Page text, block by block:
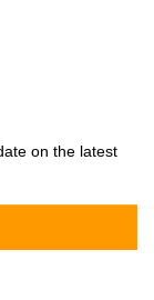
on the latest